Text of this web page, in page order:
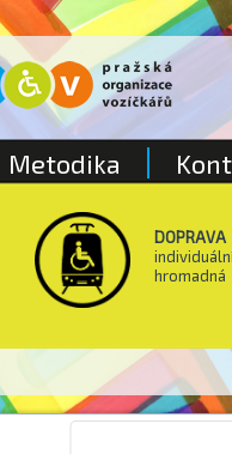
DOPRAVA
hromadná
Metodika